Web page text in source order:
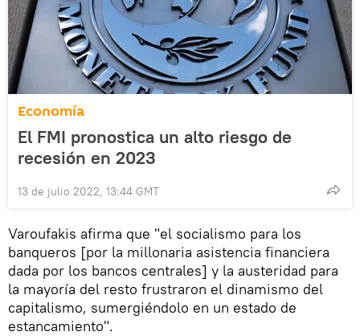
Economía
El FMI pronostica un alto riesgo de
recesión en 2023
13 de julio 2022, 13:44 GMT
Varoufakis afirma que "el socialismo para los
banqueros [por la millonaria asistencia financiera
dada por los bancos centrales] y la austeridad para
la mayoría del resto frustraron el dinamismo del
capitalismo, sumergiéndolo en un estado de
estancamiento".